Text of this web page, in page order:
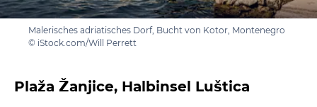
Malerisches adriatisches Dorf, Bucht von Kotor, Montenegro
© iStock.com/Will Perrett
Plaža Žanjice, Halbinsel Luštica